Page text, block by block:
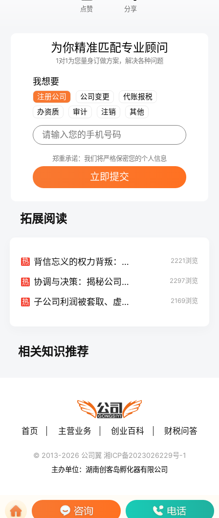
点赞 分享
为你精准匹配专业顾问
1对1为您量身订做方案，解决各种问题
我想要
注册公司 公司变更
代账报税
办资质
审计 注销 其他
郑重承诺：我们将严格保密您的个人信息
立即提交
拓展阅读
热 背信忘义的权力背叛：揭秘分公司经理侵吞业务收入的犯罪本质 2221浏览
热 协调与决策：揭秘公司法中少数服从多数的条件 2297浏览
热 子公司利润被套取、虚假出资：刑事责任的剑悬于何方? 2169浏览
相关知识推荐
首页 主营业务 创业百科 财税问答
© 2013-2026 公司翼 湘ICP备2023026229号-1
主办单位：湖南创客岛孵化器有限公司